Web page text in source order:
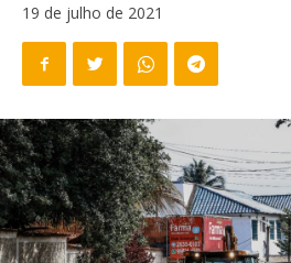
19 de julho de 2021